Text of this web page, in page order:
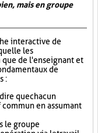
mais en groupe
interactive de
les
que de l'enseignant et
de
:
que chacun
en assumant
le groupe